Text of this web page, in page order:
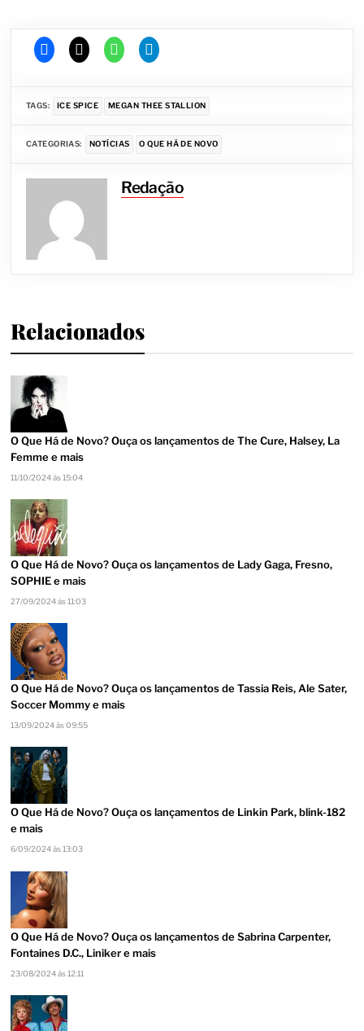
TAGS: ICE SPICE MEGAN THEE STALLION
CATEGORIAS: NOTÍCIAS O QUE HÁ DE NOVO
Redação
Relacionados
O Que Há de Novo? Ouça os lançamentos de The Cure, Halsey, La
Femme e mais
11/10/2024 às 15:04
O Que Há de Novo? Ouça os lançamentos de Lady Gaga, Fresno,
SOPHIE e mais
27/09/2024 às 11:03
O Que Há de Novo? Ouça os lançamentos de Tassia Reis, Ale Sater,
Soccer Mommy e mais
13/09/2024 às 09:55
O Que Há de Novo? Ouça os lançamentos de Linkin Park, blink-182
e mais
6/09/2024 às 13:03
O Que Há de Novo? Ouça os lançamentos de Sabrina Carpenter,
Fontaines D.C., Liniker e mais
23/08/2024 às 12:11